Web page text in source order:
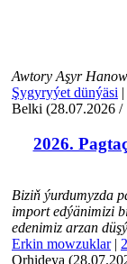
Awtory Aşyr
Şygyryýet dünýäsi |
Belki (28.07.2026 /
2026.
Biziň ýurdumyzda
import edýänimizi
edenimiz arzan
Erkin mowzuklar|
Orhideya